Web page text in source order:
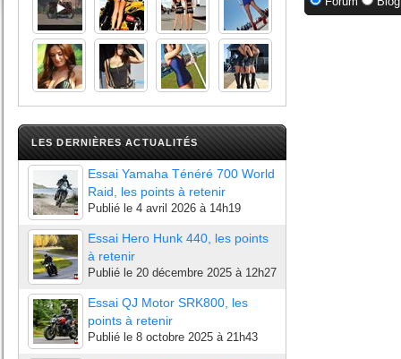
LES DERNIÈRES ACTUALITÉS
Essai Yamaha Ténéré 700 World
Raid, les points à retenir
Publié le 4 avril 2026 à 14h19
Essai Hero Hunk 440, les points
à retenir
Publié le 20 décembre 2025 à 12h27
Essai QJ Motor SRK800, les
points à retenir
Publié le 8 octobre 2025 à 21h43